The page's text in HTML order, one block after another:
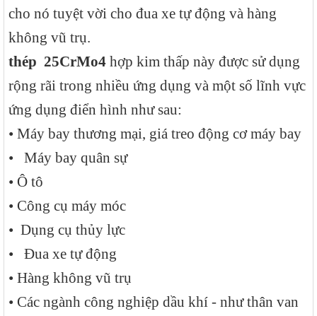
cho nó tuyệt vời cho đua xe tự động và hàng
không vũ trụ.
thép 25CrMo4 hợp kim thấp này được sử dụng
rộng rãi trong nhiều ứng dụng và một số lĩnh vực
ứng dụng điển hình như sau:
• Máy bay thương mại, giá treo động cơ máy bay
• Máy bay quân sự
• Ô tô
• Công cụ máy móc
• Dụng cụ thủy lực
• Đua xe tự động
• Hàng không vũ trụ
• Các ngành công nghiệp dầu khí - như thân van